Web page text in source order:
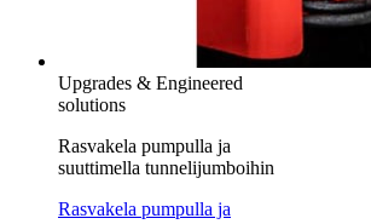
Upgrades & Engineered
solutions
Rasvakela pumpulla ja
suuttimella tunnelijumboihin
Rasvakela pumpulla ja